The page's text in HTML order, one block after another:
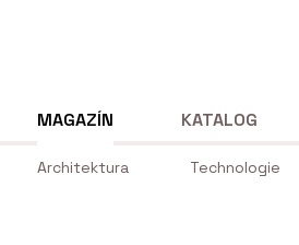
MAGAZÍN
Architektura Technologie
KATALOG